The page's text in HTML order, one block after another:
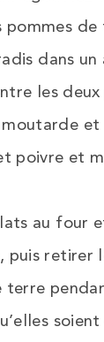
de
dans un
les
et
poivre et
au four
puis retirer
terre